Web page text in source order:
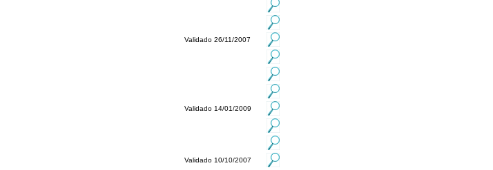
Validado 26/11/2007
Validado 14/01/2009
Validado 10/10/2007